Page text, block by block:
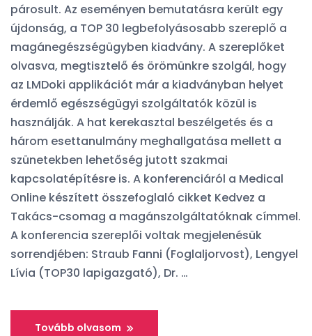
párosult. Az eseményen bemutatásra került egy
újdonság, a TOP 30 legbefolyásosabb szereplő a
magánegészségügyben kiadvány. A szereplőket
olvasva, megtisztelő és örömünkre szolgál, hogy
az LMDoki applikációt már a kiadványban helyet
érdemlő egészségügyi szolgáltatók közül is
használják. A hat kerekasztal beszélgetés és a
három esettanulmány meghallgatása mellett a
szünetekben lehetőség jutott szakmai
kapcsolatépítésre is. A konferenciáról a Medical
Online készített összefoglaló cikket Kedvez a
Takács-csomag a magánszolgáltatóknak címmel.
A konferencia szereplői voltak megjelenésük
sorrendjében: Straub Fanni (Foglaljorvost), Lengyel
Lívia (TOP30 lapigazgató), Dr. …
Tovább olvasom